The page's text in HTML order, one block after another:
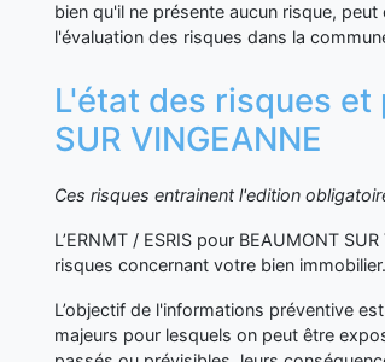
bien qu'il ne présente aucun risque,
l'évaluation des risques dans la
L'état des risques et
SUR VINGEANNE
Ces risques entrainent l'edition
L’ERNMT / ESRIS pour BEAUMONT
risques concernant votre bien immobilier.
L’objectif de l'informations préventive
majeurs pour lesquels on peut être